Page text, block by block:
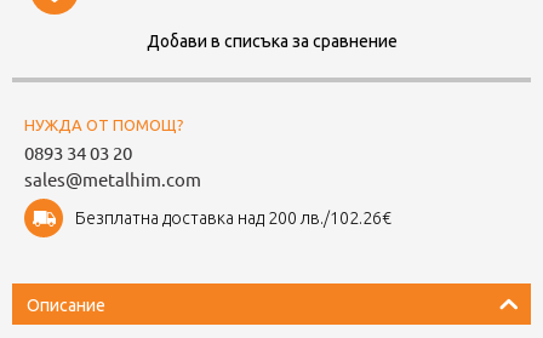
Добави в списъка за сравнение
НУЖДА ОТ ПОМОЩ?
0893 34 03 20
sales@metalhim.com
Безплатна доставка над 200 лв./102.26€
Описание